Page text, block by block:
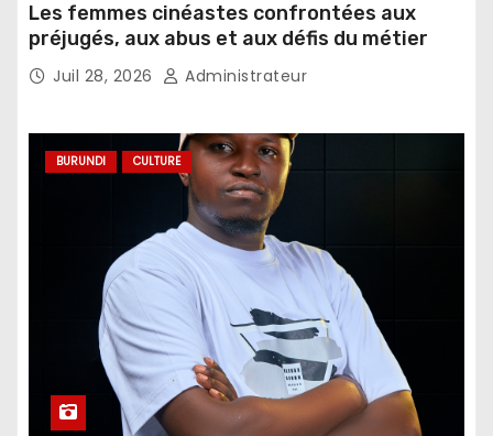
Les femmes cinéastes confrontées aux
préjugés, aux abus et aux défis du métier
Juil 28, 2026 Administrateur
BURUNDI CULTURE